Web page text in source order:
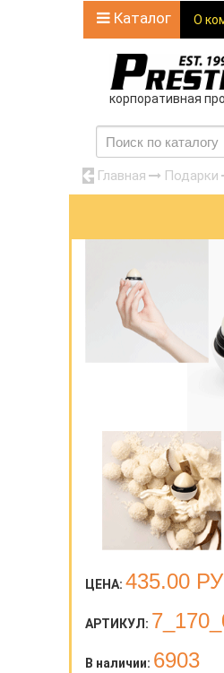
Каталог О
корпоративная
Главная Подарки
ЦЕНА: 435.00
АРТИКУЛ:
В наличии: 6903